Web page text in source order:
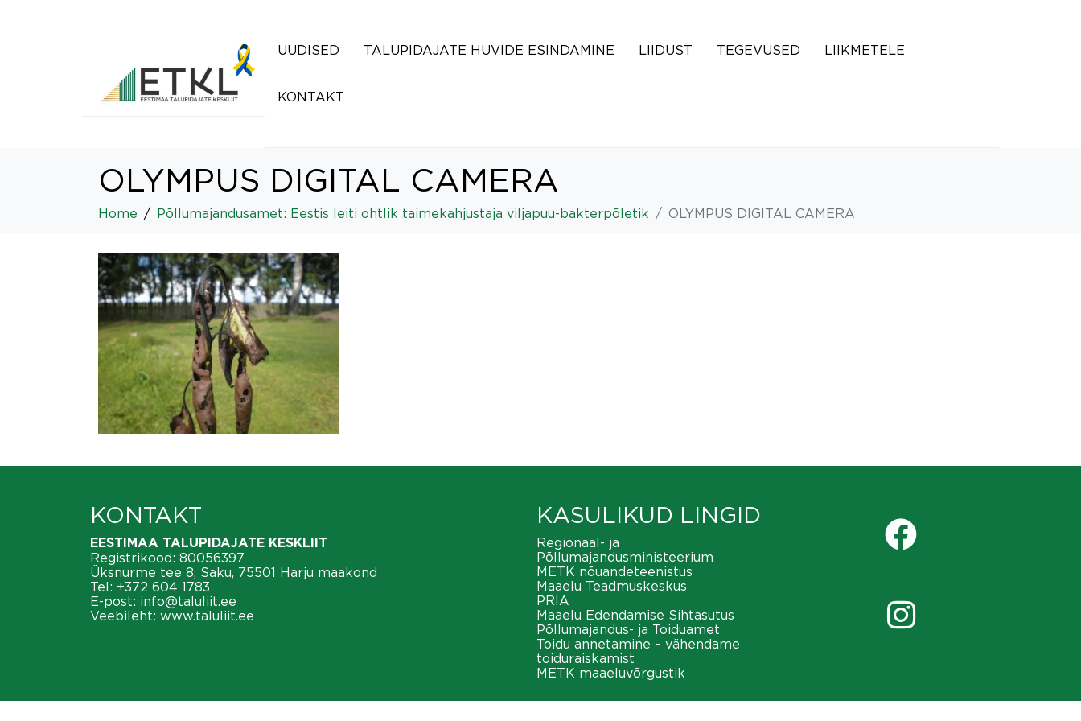
UUDISED TALUPIDAJATE HUVIDE ESINDAMINE LIIDUST TEGEVUSED LIIKMETELE
KONTAKT
OLYMPUS DIGITAL CAMERA
Home Põllumajandusamet: Eestis leiti ohtlik taimekahjustaja viljapuu-bakterpõletik OLYMPUS DIGITAL CAMERA
KONTAKT
EESTIMAA TALUPIDAJATE KESKLIIT
Registrikood: 80056397
Üksnurme tee 8, Saku, 75501 Harju maakond
Tel: +372 604 1783
E-post: info@taluliit.ee
Veebileht: www.taluliit.ee
KASULIKUD LINGID
Regionaal- ja
Põllumajandusministeerium
METK nõuandeteenistus
Maaelu Teadmuskeskus
PRIA
Maaelu Edendamise Sihtasutus
Põllumajandus- ja Toiduamet
Toidu annetamine – vähendame
toiduraiskamist
METK maaeluvõrgustik